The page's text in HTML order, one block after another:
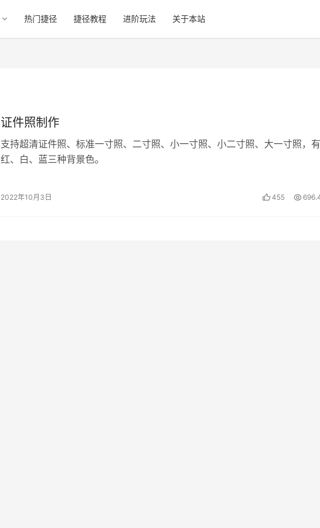
热门捷径 捷径教程 进阶玩法 关于本站
证件照制作
支持超清证件照、标准一寸照、二寸照、小一寸照、小二寸照、大一寸照，有
红、白、蓝三种背景色。
2022年10月3日 455